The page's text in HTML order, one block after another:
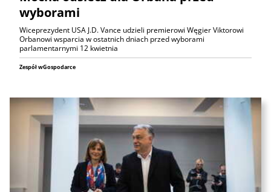
wyborami
Wiceprezydent USA J.D. Vance udzieli premierowi Węgier Viktorowi
Orbanowi wsparcia w ostatnich dniach przed wyborami
parlamentarnymi 12 kwietnia
Zespół wGospodarce